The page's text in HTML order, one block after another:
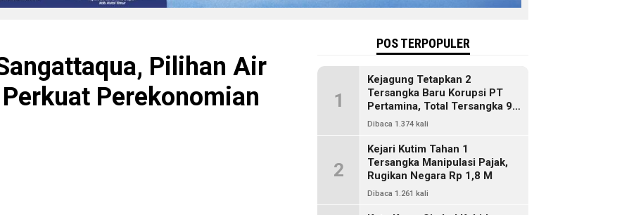
Pilihan Air
Perekonomian
POS TERPOPULER
1
Kejagung Tetapkan 2
Tersangka Baru Korupsi PT
Pertamina, Total Tersangka 9
Orang
Dibaca 1.374 kali
2
Kejari Kutim Tahan 1
Tersangka Manipulasi Pajak,
Rugikan Negara Rp 1,8 M
Dibaca 1.261 kali